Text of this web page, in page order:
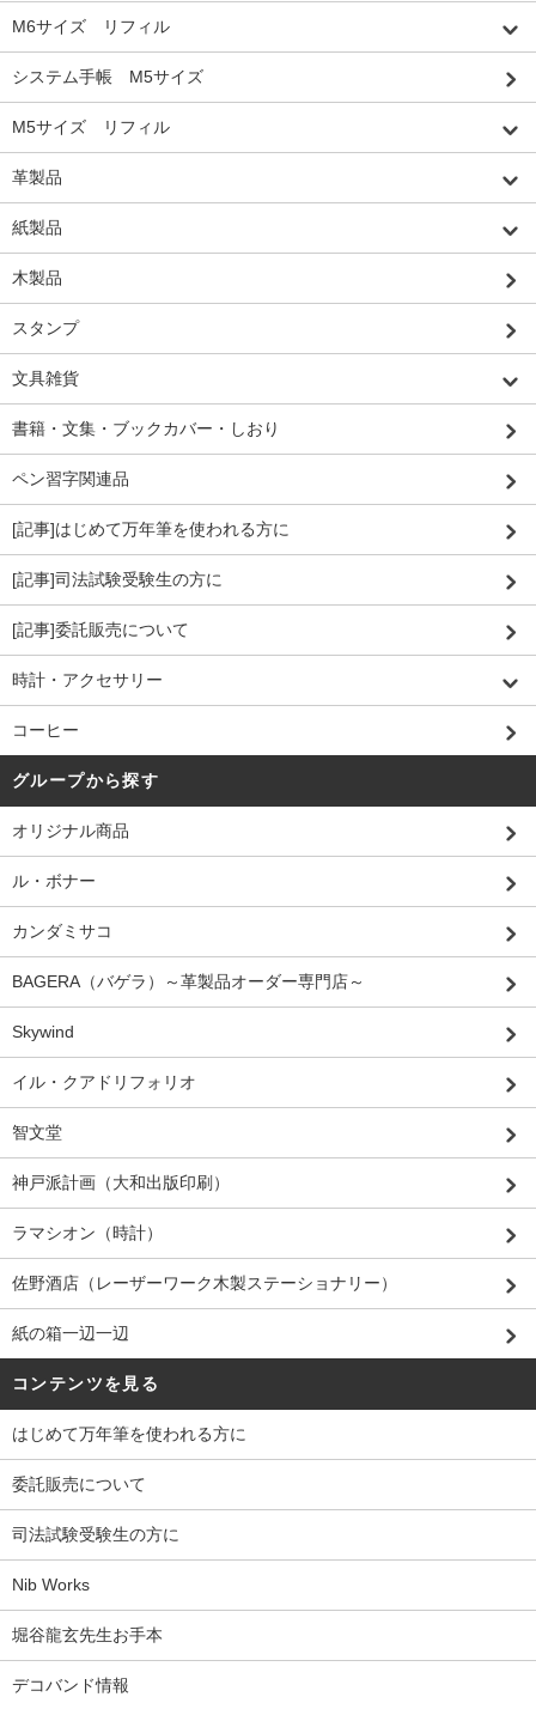
M6サイズ リフィル
システム手帳 M5サイズ
M5サイズ リフィル
革製品
紙製品
木製品
スタンプ
文具雑貨
書籍・文集・ブックカバー・しおり
ペン習字関連品
[記事]はじめて万年筆を使われる方に
[記事]司法試験受験生の方に
[記事]委託販売について
時計・アクセサリー
コーヒー
グループから探す
オリジナル商品
ル・ボナー
カンダミサコ
BAGERA（バゲラ）～革製品オーダー専門店～
Skywind
イル・クアドリフォリオ
智文堂
神戸派計画（大和出版印刷）
ラマシオン（時計）
佐野酒店（レーザーワーク木製ステーショナリー）
紙の箱一辺一辺
コンテンツを見る
はじめて万年筆を使われる方に
委託販売について
司法試験受験生の方に
Nib Works
堀谷龍玄先生お手本
デコバンド情報